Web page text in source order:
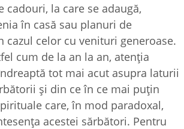
cadouri, la care se adaugă,
în casă sau planuri de
cazul celor cu venituri generoase.
cum de la an la an, atenția
tot mai acut asupra laturii
și din ce în ce mai puțin
care, în mod paradoxal,
acestei sărbători. Pentru